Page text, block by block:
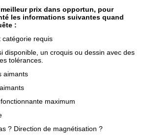
prix dans opportun, pour
les informations suivantes quand
:
catégorie requis
disponible, un croquis ou dessin avec des
tolérances.
aimants
maximum
? Direction de magnétisation ?